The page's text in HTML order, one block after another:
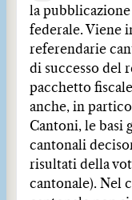
la
federale. Viene
referendarie
di successo del
pacchetto
anche, in
Cantoni, le basi
cantonali
risultati della
cantonale). Nel